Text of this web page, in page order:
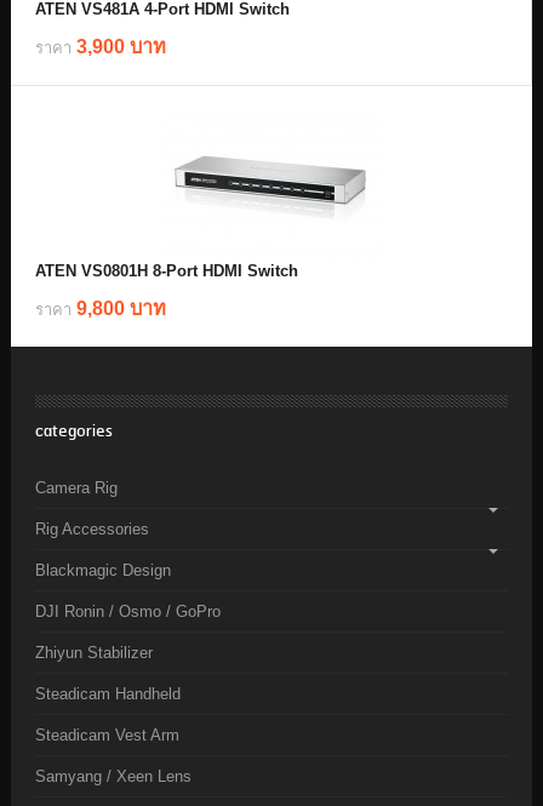
ATEN VS481A 4-Port HDMI Switch
ราคา 3,900 บาท
ATEN VS0801H 8-Port HDMI Switch
ราคา 9,800 บาท
categories
Camera Rig
Rig Accessories
Blackmagic Design
DJI Ronin / Osmo / GoPro
Zhiyun Stabilizer
Steadicam Handheld
Steadicam Vest Arm
Samyang / Xeen Lens